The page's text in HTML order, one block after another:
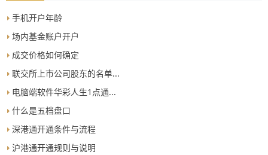
手机开户年龄
场内基金账户开户
成交价格如何确定
联交所上市公司股东的名单...
电脑端软件华彩人生1点通...
什么是五档盘口
深港通开通条件与流程
沪港通开通规则与说明